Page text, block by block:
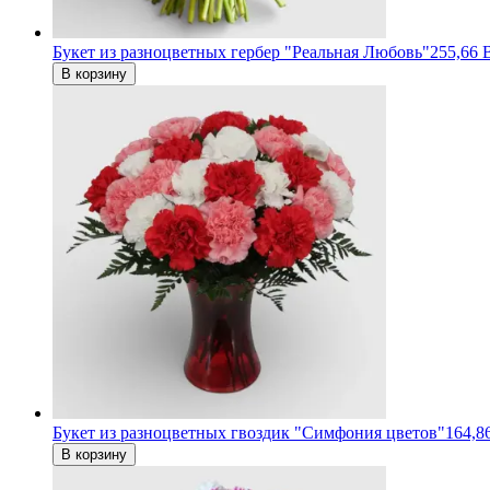
Букет из разноцветных гербер "Реальная Любовь"255,66
В корзину
Букет из разноцветных гвоздик "Симфония цветов"
В корзину